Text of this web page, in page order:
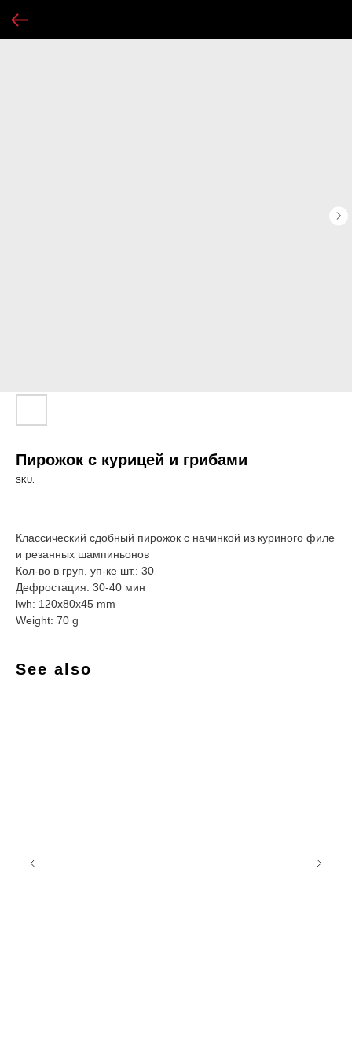
Пирожок с курицей и грибами
SKU:
Классический сдобный пирожок с начинкой из куриного филе
и резанных шампиньонов
Кол-во в груп. уп-ке шт.: 30
Дефростация: 30-40 мин
lwh: 120x80x45 mm
Weight: 70 g
See also